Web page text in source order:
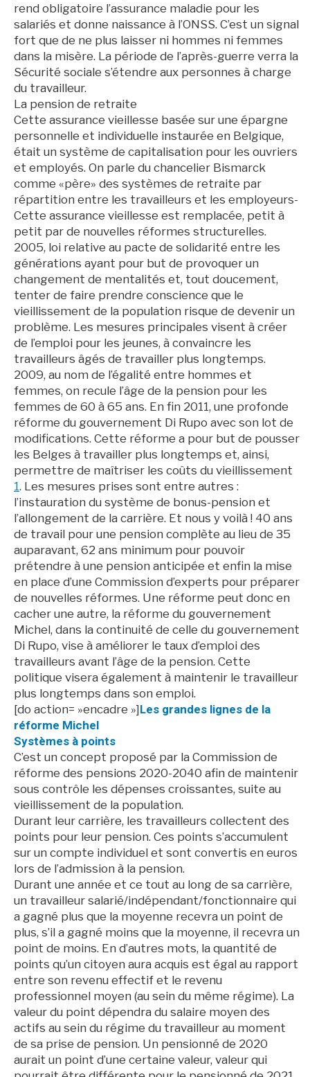
rend obligatoire l’assurance maladie pour les
salariés et donne naissance à l’ONSS. C’est un signal
fort que de ne plus laisser ni hommes ni femmes
dans la misère. La période de l’après-guerre verra la
Sécurité sociale s’étendre aux personnes à charge
du travailleur.
La pension de retraite
Cette assurance vieillesse basée sur une épargne
personnelle et individuelle instaurée en Belgique,
était un système de capitalisation pour les ouvriers
et employés. On parle du chancelier Bismarck
comme «père» des systèmes de retraite par
répartition entre les travailleurs et les employeurs-
Cette assurance vieillesse est remplacée, petit à
petit par de nouvelles réformes structurelles.
2005, loi relative au pacte de solidarité entre les
générations ayant pour but de provoquer un
changement de mentalités et, tout doucement,
tenter de faire prendre conscience que le
vieillissement de la population risque de devenir un
problème. Les mesures principales visent à créer
de l’emploi pour les jeunes, à convaincre les
travailleurs âgés de travailler plus longtemps.
2009, au nom de l’égalité entre hommes et
femmes, on recule l’âge de la pension pour les
femmes de 60 à 65 ans. En fin 2011, une profonde
réforme du gouvernement Di Rupo avec son lot de
modifications. Cette réforme a pour but de pousser
les Belges à travailler plus longtemps et, ainsi,
permettre de maîtriser les coûts du vieillissement
1. Les mesures prises sont entre autres :
l’instauration du système de bonus-pension et
l’allongement de la carrière. Et nous y voilà ! 40 ans
de travail pour une pension complète au lieu de 35
auparavant, 62 ans minimum pour pouvoir
prétendre à une pension anticipée et enfin la mise
en place d’une Commission d’experts pour préparer
de nouvelles réformes. Une réforme peut donc en
cacher une autre, la réforme du gouvernement
Michel, dans la continuité de celle du gouvernement
Di Rupo, vise à améliorer le taux d’emploi des
travailleurs avant l’âge de la pension. Cette
politique visera également à maintenir le travailleur
plus longtemps dans son emploi.
[do action= »encadre »]Les grandes lignes de la
réforme Michel
Systèmes à points
C’est un concept proposé par la Commission de
réforme des pensions 2020-2040 afin de maintenir
sous contrôle les dépenses croissantes, suite au
vieillissement de la population.
Durant leur carrière, les travailleurs collectent des
points pour leur pension. Ces points s’accumulent
sur un compte individuel et sont convertis en euros
lors de l’admission à la pension.
Durant une année et ce tout au long de sa carrière,
un travailleur salarié/indépendant/fonctionnaire qui
a gagné plus que la moyenne recevra un point de
plus, s’il a gagné moins que la moyenne, il recevra un
point de moins. En d’autres mots, la quantité de
points qu’un citoyen aura acquis est égal au rapport
entre son revenu effectif et le revenu
professionnel moyen (au sein du même régime). La
valeur du point dépendra du salaire moyen des
actifs au sein du régime du travailleur au moment
de sa prise de pension. Un pensionné de 2020
aurait un point d’une certaine valeur, valeur qui